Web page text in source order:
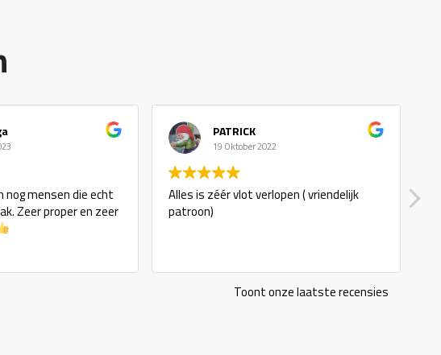
nog mensen die echt
Zeer proper en zeer
PATRICK
19 Oktober 2022
Alles is zéér vlot verlopen ( vriendelijk
patroon)
Toont onze laatste recensies